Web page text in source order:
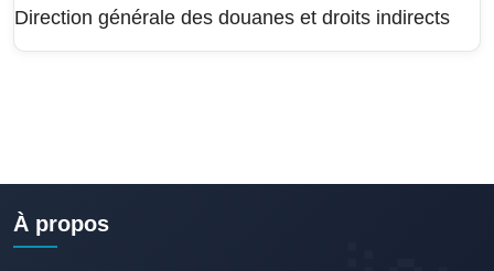
Direction générale des douanes et droits indirects
À propos